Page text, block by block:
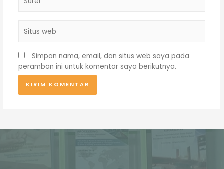
web
Simpan nama, email, dan situs web saya pada
peramban ini untuk komentar saya berikutnya.